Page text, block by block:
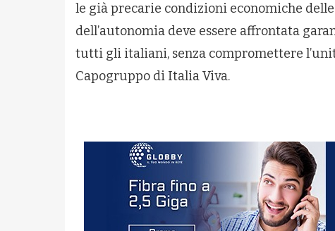
le già precarie condizioni economiche
dell’autonomia deve essere affrontata
tutti gli italiani, senza compromettere
Capogruppo di Italia Viva.